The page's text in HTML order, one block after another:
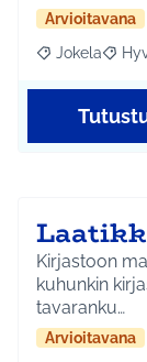
Arvioitavana
Rajaa tulokset
Jokela
Kirjastoon
kuhunkin
tavaranku…
Arvioitavana